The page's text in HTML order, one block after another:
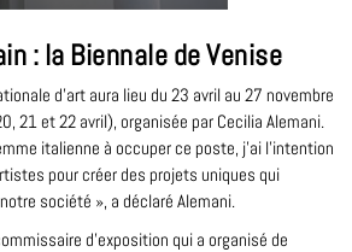
: la Biennale de Venise
d'art aura lieu du 23 avril au 27 novembre
21 et 22 avril), organisée par Cecilia Alemani.
italienne à occuper ce poste, j'ai l'intention
pour créer des projets uniques qui
société », a déclaré Alemani.
d'exposition qui a organisé de